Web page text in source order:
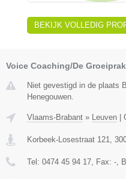
BEKIJK VOLLEDIG
Voice Coaching/De
Niet gevestigd in de plaats
Henegouwen.
Vlaams-Brabant » Leuven
Korbeek-Losestraat 121,
Tel: 0474 45 94 17, Fax: -,